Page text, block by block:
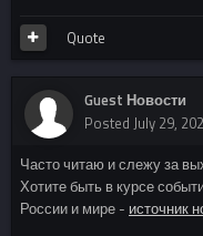
Quote
Guest Новости
Posted July 29,
Часто читаю и слежу за
Хотите быть в курсе
России и мире - источник